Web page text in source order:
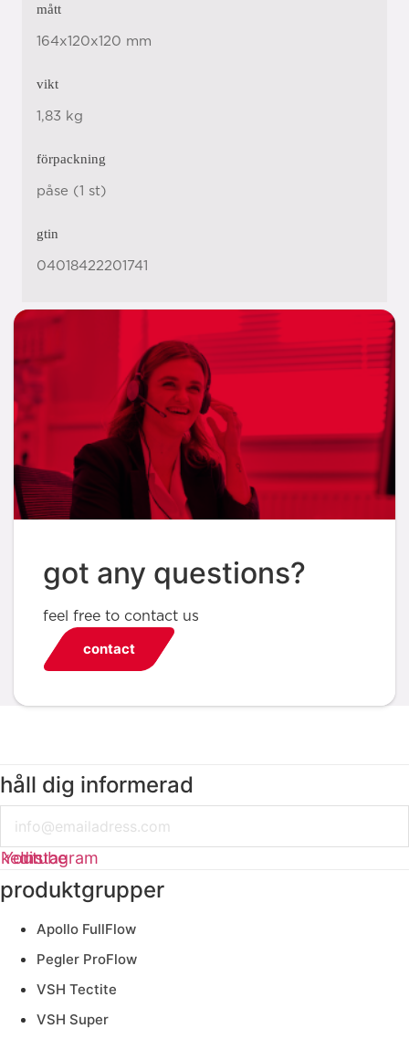
mått
164x120x120 mm
vikt
1,83 kg
förpackning
påse (1 st)
gtin
04018422201741
got any questions?
feel free to contact us
contact
håll dig informerad
Youtube
Instagram
produktgrupper
Apollo FullFlow
Pegler ProFlow
VSH Tectite
VSH Super